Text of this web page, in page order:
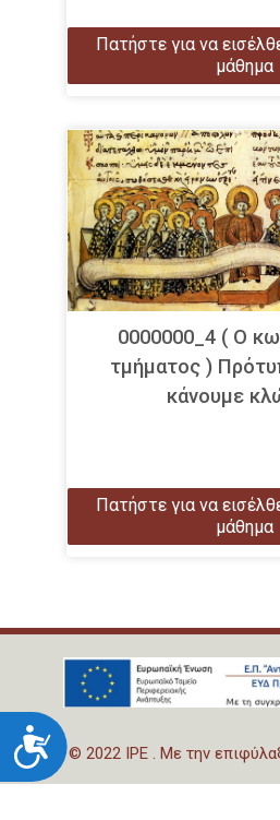
Προσιτότητα
Πατήστε για να
μάθημα
0000000_4 ( Ο
τμήματος )
κάνουμε
Πατήστε για να
μάθημα
© 2022 IPE . Με την